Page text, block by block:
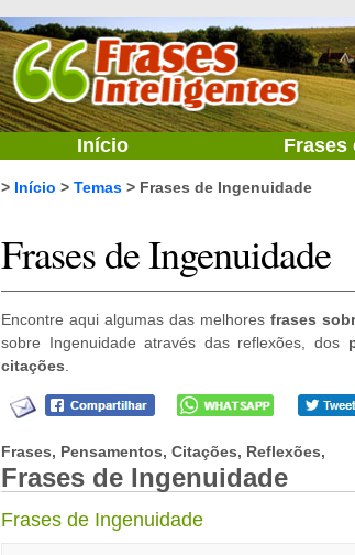
Início Frases
> Início > Temas > Frases de Ingenuidade
Frases de Ingenuidade
Encontre aqui algumas das melhores frases
sobre Ingenuidade através das reflexões, dos
citações
Frases, Pensamentos, Citações, Reflexões,
Frases de Ingenuidade
Frases de Ingenuidade